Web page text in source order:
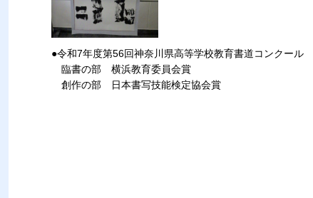
●令和7年度第56回神奈川県高等学校教育書道コンクール
臨書の部 横浜教育委員会賞
創作の部 日本書写技能検定協会賞